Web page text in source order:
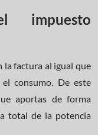
impuesto
la factura al igual que
consumo. De este
aportas de forma
total de la potencia